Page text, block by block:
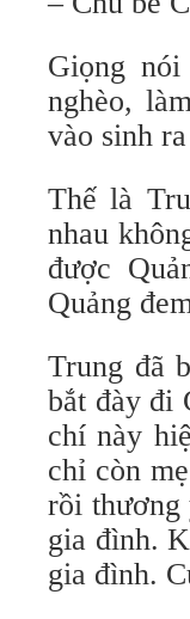
Giọng
nghèo,
vào sinh
Thế là
nhau
được
Quảng
Trung đã
bắt đày đi
chí này
chỉ còn
rồi thương
gia đình.
gia đình.